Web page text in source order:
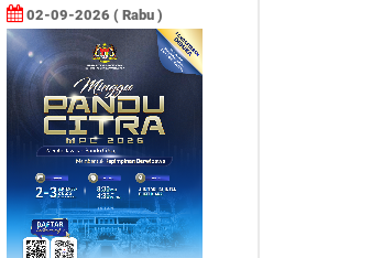
02-09-2026 ( Rabu )